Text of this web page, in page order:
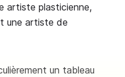
artiste plasticienne,
une artiste de
un tableau